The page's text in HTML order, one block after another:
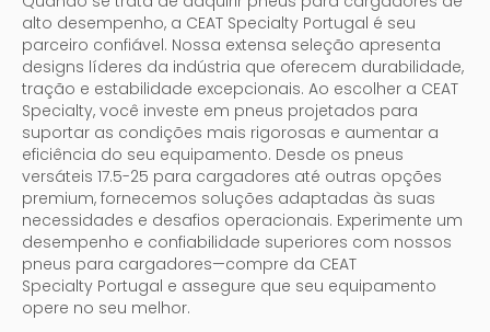
alto desempenho, a CEAT Specialty Portugal é seu
parceiro confiável. Nossa extensa seleção apresenta
designs líderes da indústria que oferecem durabilidade,
tração e estabilidade excepcionais. Ao escolher a CEAT
Specialty, você investe em pneus projetados para
suportar as condições mais rigorosas e aumentar a
eficiência do seu equipamento. Desde os pneus
versáteis 17.5-25 para cargadores até outras opções
premium, fornecemos soluções adaptadas às suas
necessidades e desafios operacionais. Experimente um
desempenho e confiabilidade superiores com nossos
pneus para cargadores—compre da CEAT
Specialty Portugal e assegure que seu equipamento
opere no seu melhor.